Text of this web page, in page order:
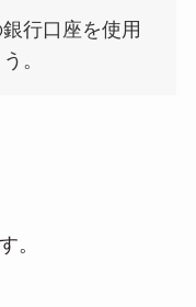
行口座を使用
。
。